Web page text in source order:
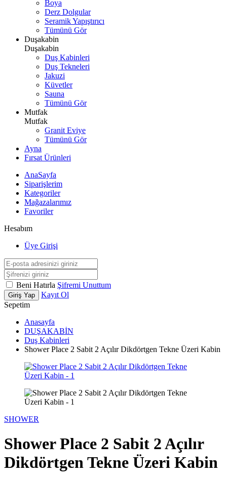
Boya
Derz Dolgular
Seramik Yapıştırıcı
Tümünü Gör
Duşakabin
Duşakabin
Duş Kabinleri
Duş Tekneleri
Jakuzi
Küvetler
Sauna
Tümünü Gör
Mutfak
Mutfak
Granit Eviye
Tümünü Gör
Ayna
Fırsat Ürünleri
AnaSayfa
Siparişlerim
Kategoriler
Mağazalarımız
Favoriler
Hesabım
Üye Girişi
Beni Hatırla Şifremi Unuttum
Giriş Yap
Kayıt Ol
Sepetim
Anasayfa
DUŞAKABİN
Duş Kabinleri
Shower Place 2 Sabit 2 Açılır Dikdörtgen Tekne Üzeri Kabin
SHOWER
Shower Place 2 Sabit 2 Açılır
Dikdörtgen Tekne Üzeri Kabin